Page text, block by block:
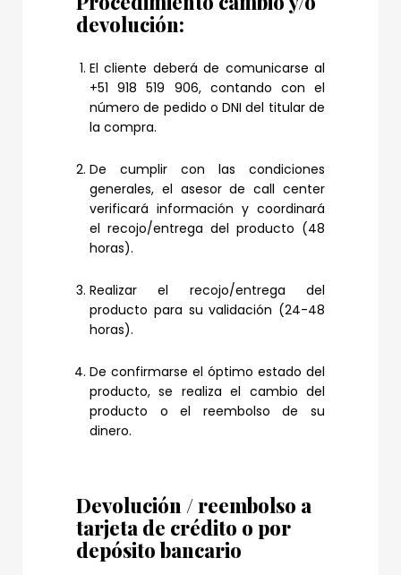
devolución:
El cliente deberá de comunicarse al
+51 918 519 906, contando con el
número de pedido o DNI del titular de
la compra.
De cumplir con las condiciones
generales, el asesor de call center
verificará información y coordinará
el recojo/entrega del producto (48
horas).
Realizar el recojo/entrega del
producto para su validación (24-48
horas).
De confirmarse el óptimo estado del
producto, se realiza el cambio del
producto o el reembolso de su
dinero.
Devolución / reembolso a
tarjeta de crédito o por
depósito bancario